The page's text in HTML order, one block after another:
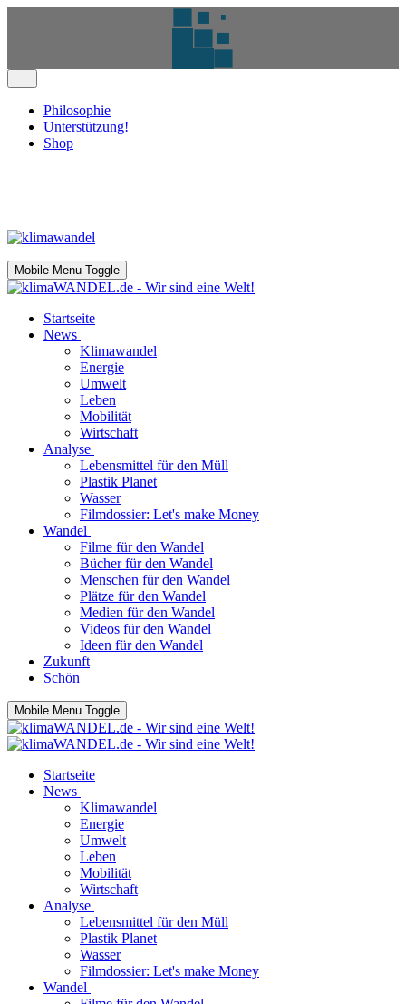
Philosophie
Unterstützung!
Shop
Mobile Menu Toggle
Startseite
News
Klimawandel
Energie
Umwelt
Leben
Mobilität
Wirtschaft
Analyse
Lebensmittel für den Müll
Plastik Planet
Wasser
Filmdossier: Let's make Money
Wandel
Filme für den Wandel
Bücher für den Wandel
Menschen für den Wandel
Plätze für den Wandel
Medien für den Wandel
Videos für den Wandel
Ideen für den Wandel
Zukunft
Schön
Mobile Menu Toggle
Startseite
News
Klimawandel
Energie
Umwelt
Leben
Mobilität
Wirtschaft
Analyse
Lebensmittel für den Müll
Plastik Planet
Wasser
Filmdossier: Let's make Money
Wandel